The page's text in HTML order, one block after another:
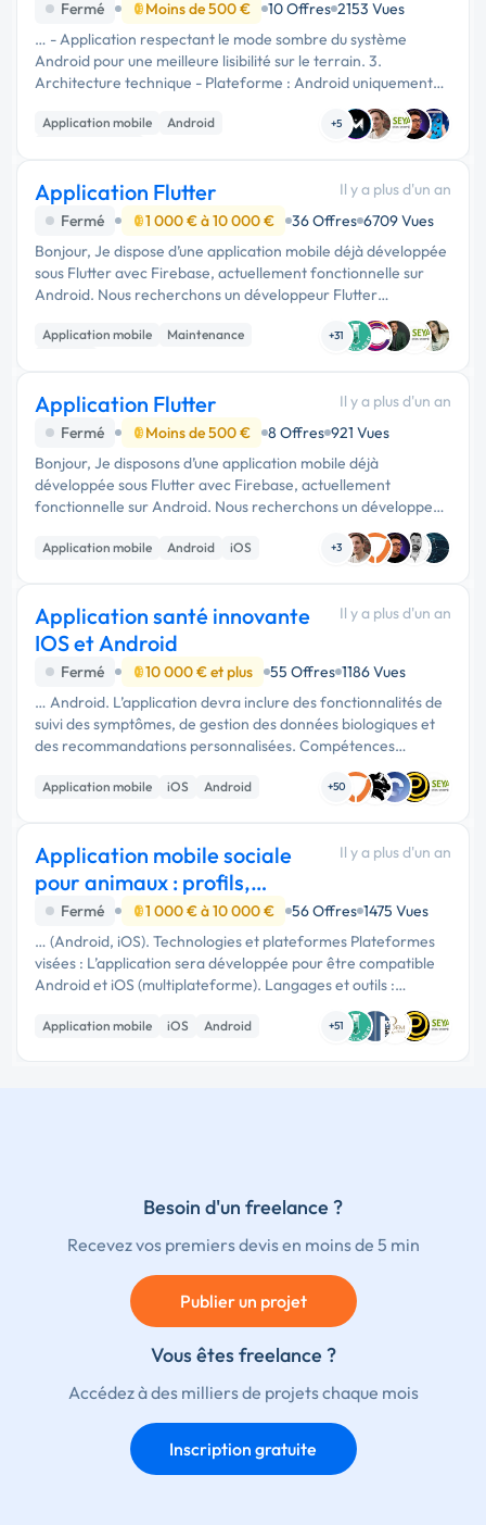
Fermé Moins de 500 € 10 Offres 2153 Vues
… - Application respectant le mode sombre du système
Android pour une meilleure lisibilité sur le terrain. 3.
Architecture technique - Plateforme : Android uniquement
(génération d’un APK). - Langage : Flutter. - Base de données
locale : SQLite. …
Application mobile
Android
+5
Application Flutter
Il y a plus d'un an
Fermé
1 000 € à 10 000 € 36 Offres 6709 Vues
Bonjour, Je dispose d’une application mobile déjà développée
sous Flutter avec Firebase, actuellement fonctionnelle sur
Android. Nous recherchons un développeur Flutter
expérimenté pour une prestation de mise à jour et
d’optimisation de notre …
Application mobile
Maintenance
+31
Application Flutter
Il y a plus d'un an
Fermé
Moins de 500 € 8 Offres 921 Vues
Bonjour, Je disposons d’une application mobile déjà
développée sous Flutter avec Firebase, actuellement
fonctionnelle sur Android. Nous recherchons un développeur
Flutter expérimenté pour une prestation de mise à jour et
d’optimisation de notre …
Application mobile Android iOS +3
Application santé innovante
IOS et Android
Il y a plus d'un an
Fermé 10 000 € et plus 55 Offres 1186 Vues
… Android. L’application devra inclure des fonctionnalités de
suivi des symptômes, de gestion des données biologiques et
des recommandations personnalisées. Compétences
recherchées : Expertise en développement d'applications
mobiles, maîtrise …
Application mobile iOS Android +50
Application mobile sociale
pour animaux : profils,
publications, monét
Il y a plus d'un an
Fermé 1 000 € à 10 000 € 56 Offres 1475 Vues
… (Android, iOS). Technologies et plateformes Plateformes
visées : L’application sera développée pour être compatible
Android et iOS (multiplateforme). Langages et outils :
Préférence pour l’utilisation de technologies React Native ou
Flutter …
Application mobile iOS Android +51
Besoin d'un freelance ?
Recevez vos premiers devis en moins de 5 min
Publier un projet
Vous êtes freelance ?
Accédez à des milliers de projets chaque mois
Inscription gratuite